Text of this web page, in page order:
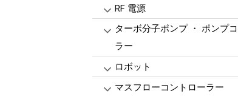
RF 電源
ターボ分子ポンプ ・ ポンプ
ラー
ロボット
マスフローコントローラー